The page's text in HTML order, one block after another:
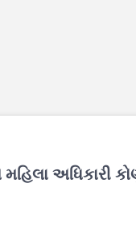
અધિકારી